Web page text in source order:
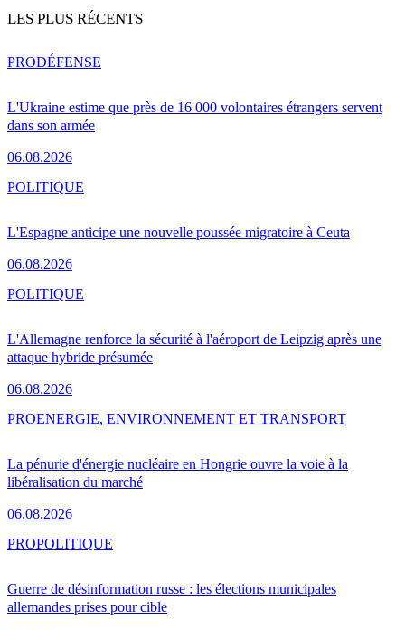
LES PLUS RÉCENTS
L'Ukraine estime que près de 16 000 volontaires étrangers servent
dans son armée
06.08.2026
PRODÉFENSE
L'Espagne anticipe une nouvelle poussée migratoire à Ceuta
06.08.2026
POLITIQUE
L'Allemagne renforce la sécurité à l'aéroport de Leipzig après une
attaque hybride présumée
06.08.2026
POLITIQUE
La pénurie d'énergie nucléaire en Hongrie ouvre la voie à la
libéralisation du marché
06.08.2026
PROENERGIE, ENVIRONNEMENT ET TRANSPORT
Guerre de désinformation russe : les élections municipales
allemandes prises pour cible
PROPOLITIQUE